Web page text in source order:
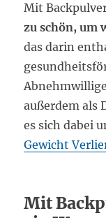
Mit
zu schön, um
das darin
außerdem als
es sich dabei
Gewicht
Mit